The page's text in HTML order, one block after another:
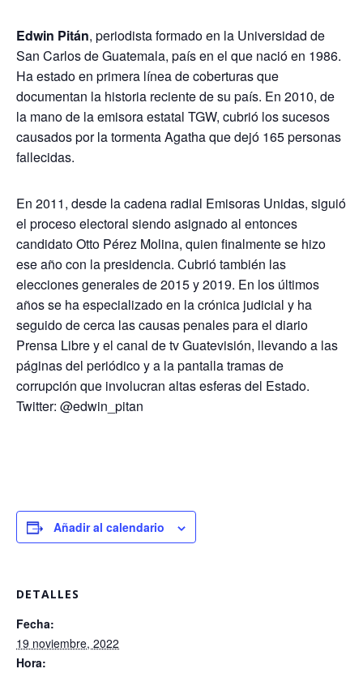
Edwin Pitán, periodista formado en la Universidad de
San Carlos de Guatemala, país en el que nació en 1986.
Ha estado en primera línea de coberturas que
documentan la historia reciente de su país. En 2010, de
la mano de la emisora estatal TGW, cubrió los sucesos
causados por la tormenta Agatha que dejó 165 personas
fallecidas.
En 2011, desde la cadena radial Emisoras Unidas, siguió
el proceso electoral siendo asignado al entonces
candidato Otto Pérez Molina, quien finalmente se hizo
ese año con la presidencia. Cubrió también las
elecciones generales de 2015 y 2019. En los últimos
años se ha especializado en la crónica judicial y ha
seguido de cerca las causas penales para el diario
Prensa Libre y el canal de tv Guatevisión, llevando a las
páginas del periódico y a la pantalla tramas de
corrupción que involucran altas esferas del Estado.
Twitter: @edwin_pitan
Añadir al calendario
DETALLES
Fecha:
19 noviembre, 2022
Hora: